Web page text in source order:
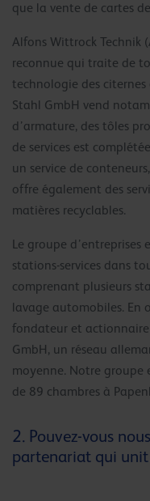
que la vente de cartes
Alfons Wittrock Technik
reconnue qui traite de
technologie des
Stahl GmbH vend
d’armature, des tôles
de services est
un service de
offre également des
matières recyclables.
Le groupe d’entreprises
stations-services dans
comprenant plusieurs
lavage automobiles. En
fondateur et actionnaire
GmbH, un réseau
moyenne. Notre groupe
de 89 chambres à
2. Pouvez-vous
partenariat qui